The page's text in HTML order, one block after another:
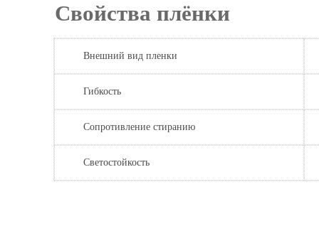
Свойства
Внешний вид пленки
Гибкость
Сопротивление стиранию
Светостойкость